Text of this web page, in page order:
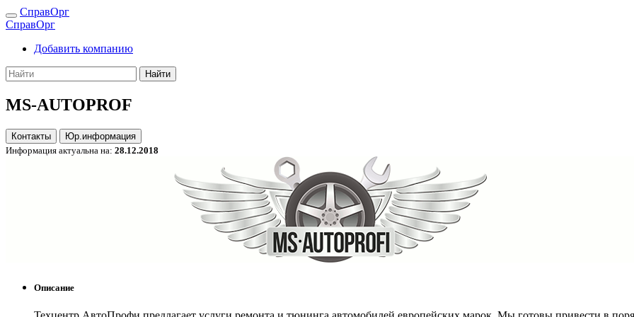
СправОрг
СправОрг
Добавить компанию
Найти
MS-AUTOPROF
Контакты
Юр.информация
Информация актуальна на: 28.12.2018
Описание